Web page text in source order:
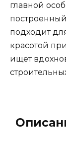
главной
подходит
красотой
ищет